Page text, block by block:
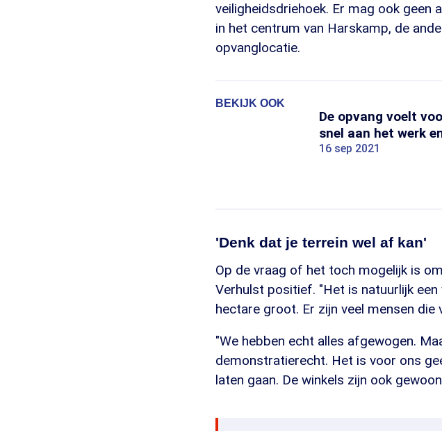
veiligheidsdriehoek. Er mag ook geen
in het centrum van Harskamp, de
opvanglocatie.
BEKIJK OOK
De opvang voelt
snel aan het werk
16 sep 2021
'Denk dat je terrein wel af kan'
Op de vraag of het toch mogelijk is
Verhulst positief. "Het is natuurlijk
hectare groot. Er zijn veel mensen
"We hebben echt alles afgewogen.
demonstratierecht. Het is voor ons
laten gaan. De winkels zijn ook